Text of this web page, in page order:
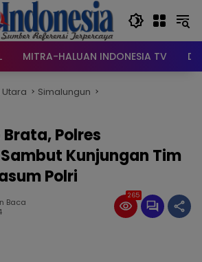
MITRA-HALUAN INDONESIA TV
Simalungun
Polres
Kunjungan Tim
Polri
Baca
265